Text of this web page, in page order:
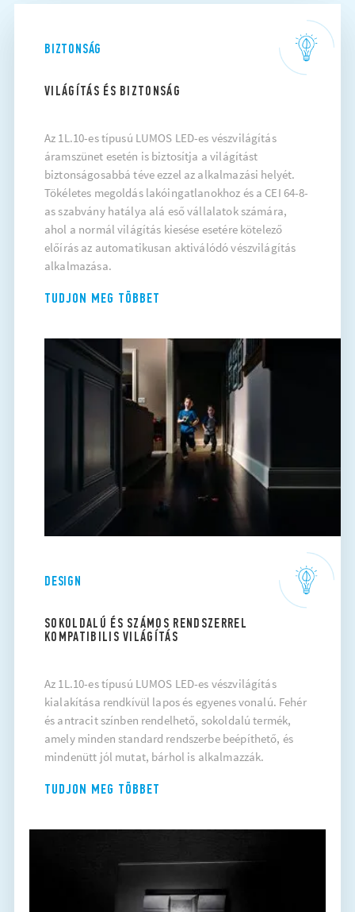
BIZTONSÁG
VILÁGÍTÁS ÉS BIZTONSÁG
Az 1L.10-es típusú LUMOS LED-es vészvilágítás
áramszünet esetén is biztosítja a világítást
biztonságosabbá téve ezzel az alkalmazási helyét.
Tökéletes megoldás lakóingatlanokhoz és a CEI 64-8-
as szabvány hatálya alá eső vállalatok számára,
ahol a normál világítás kiesése esetére kötelező
előírás az automatikusan aktiválódó vészvilágítás
alkalmazása.
TUDJON MEG TÖBBET
DESIGN
SOKOLDALÚ ÉS SZÁMOS RENDSZERREL
KOMPATIBILIS VILÁGÍTÁS
Az 1L.10-es típusú LUMOS LED-es vészvilágítás
kialakítása rendkívül lapos és egyenes vonalú. Fehér
és antracit színben rendelhető, sokoldalú termék,
amely minden standard rendszerbe beépíthető, és
mindenütt jól mutat, bárhol is alkalmazzák.
TUDJON MEG TÖBBET